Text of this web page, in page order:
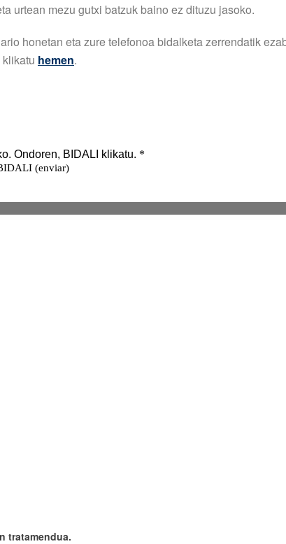
urtean mezu gutxi batzuk baino ez dituzu jasoko.
honetan eta zure telefonoa bidalketa zerrendatik
hemen.
tratamendua.